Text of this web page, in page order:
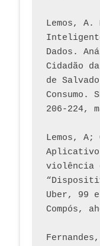
Lemos, A.
Dados.
Cidadão
de
206-224,
Lemos,
violência
Uber, 99
Compós,